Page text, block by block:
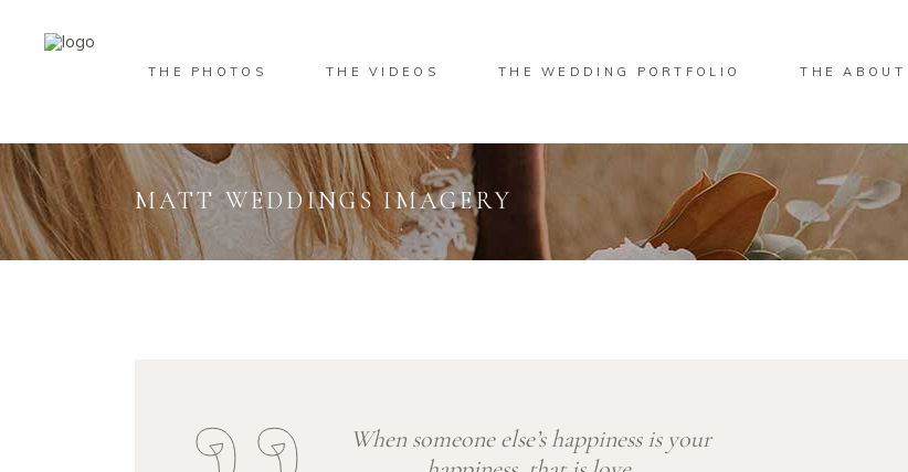
THE PHOTOS THE VIDEOS THE WEDDING PORTFOLIO THE ABOUT
MATT WEDDINGS IMAGERY
When someone else’s happiness is your